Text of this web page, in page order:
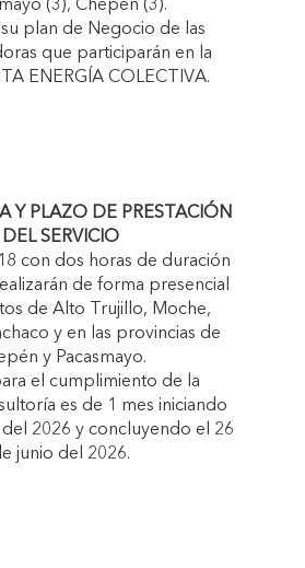
(3), Chepén (3).
plan de Negocio de las
que participarán en la
ENERGÍA COLECTIVA.
Y PLAZO DE PRESTACIÓN
DEL SERVICIO
con dos horas de duración
de forma presencial
de Alto Trujillo, Moche,
y en las provincias de
y Pacasmayo.
el cumplimiento de la
es de 1 mes iniciando
2026 y concluyendo el 26
junio del 2026.